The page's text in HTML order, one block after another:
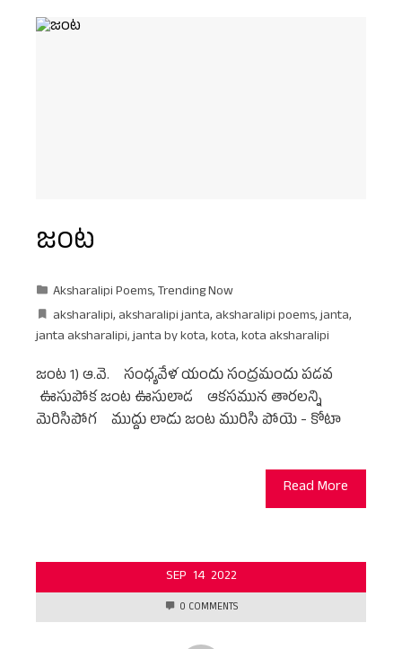
జంట
Aksharalipi Poems,Trending Now
aksharalipi, aksharalipi janta, aksharalipi poems,janta,
janta aksharalipi,janta by kota,kota,kota aksharalipi
జంట 1) ఆ.వె. సంధ్యవేళ యందు సంద్రమందు పడవ
ఊసుపోక జంట ఊసులాడ ఆకసమున తారలన్ని
మెరిసిపోగ ముద్దు లాడు జంట మురిసి పోయె - కోటా
Read More
SEP 14 2022
0 COMMENTS